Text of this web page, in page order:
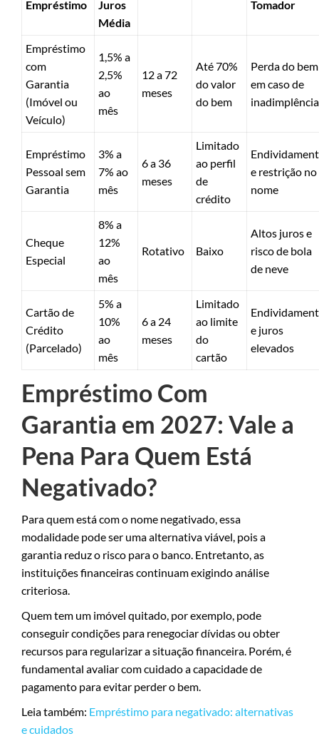
Empréstimo
Juros
Média
Tomador
Empréstimo
com
Garantia
(Imóvel ou
Veículo)
1,5% a
2,5%
ao
mês
12 a 72
meses
Até 70%
do valor
do bem
Perda do bem
em caso de
inadimplência
Empréstimo
Pessoal sem
Garantia
3% a
7% ao
mês
6 a 36
meses
Limitado
ao perfil
de
crédito
e restrição no
nome
Cheque
Especial
8% a
12%
ao
mês
Rotativo Baixo
Altos juros e
risco de bola
de neve
Cartão de
Crédito
(Parcelado)
5% a
10%
ao
mês
6 a 24
meses
Limitado
ao limite
do
cartão
e juros
elevados
Empréstimo Com
Garantia em 2027: Vale a
Pena Para Quem Está
Negativado?
Para quem está com o nome negativado, essa
modalidade pode ser uma alternativa viável, pois a
garantia reduz o risco para o banco. Entretanto, as
instituições financeiras continuam exigindo análise
criteriosa.
Quem tem um imóvel quitado, por exemplo, pode
conseguir condições para renegociar dívidas ou obter
recursos para regularizar a situação financeira. Porém, é
fundamental avaliar com cuidado a capacidade de
pagamento para evitar perder o bem.
Leia também: Empréstimo para negativado: alternativas
e cuidados